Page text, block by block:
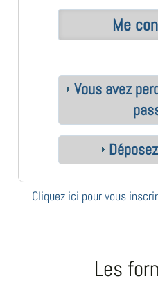
Vous avez
Cliquez ici pour vous
Les